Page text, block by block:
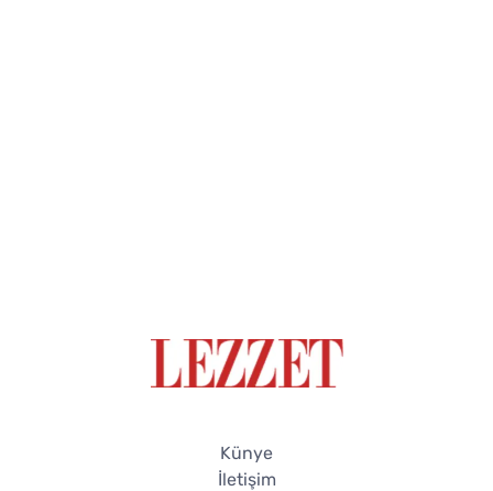
Künye
İletişim